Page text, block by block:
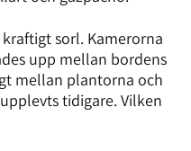
sorl. Kamerorna
upp mellan bordens
mellan plantorna och
tidigare. Vilken